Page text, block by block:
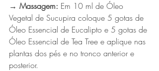
→ Massagem: Em 10 ml de Óleo
Vegetal de Sucupira coloque 5 gotas de
Óleo Essencial de Eucalipto e 5 gotas de
Óleo Essencial de Tea Tree e aplique nas
plantas dos pés e no tronco anterior e
posterior.